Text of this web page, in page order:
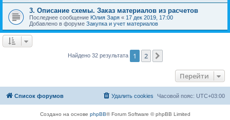
3. Описание схемы. Заказ материалов из расчетов
Последнее сообщение Юлия Заря « 17 дек 2019, 17:00
Добавлено в форуме Закупка и учет материалов
Найдено 32 результата 1 2
Перейти
Список форумов Часовой пояс: UTC+03:00
Удалить cookies
Создано на основе phpBB® Forum Software © phpBB Limited